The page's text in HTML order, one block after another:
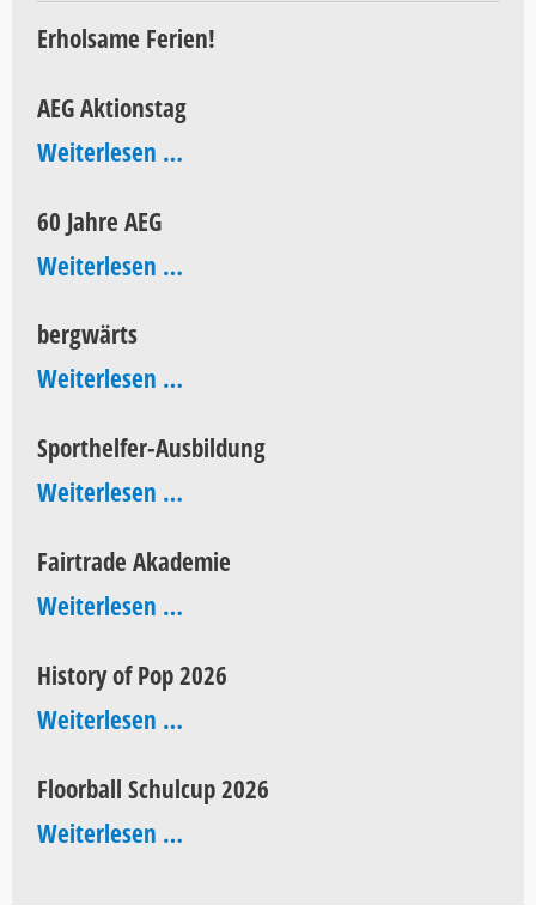
Erholsame Ferien!
AEG Aktionstag
Weiterlesen …AEG
60 Jahre AEG
Weiterlesen …60
bergwärts
Weiterlesen …bergwärts
Sporthelfer-Ausbildung
Weiterlesen …Sporthelfer-
Fairtrade Akademie
Weiterlesen …Fairtrade
History of Pop 2026
Weiterlesen …History
Pop
2026
Floorball Schulcup 2026
Weiterlesen …Floorball